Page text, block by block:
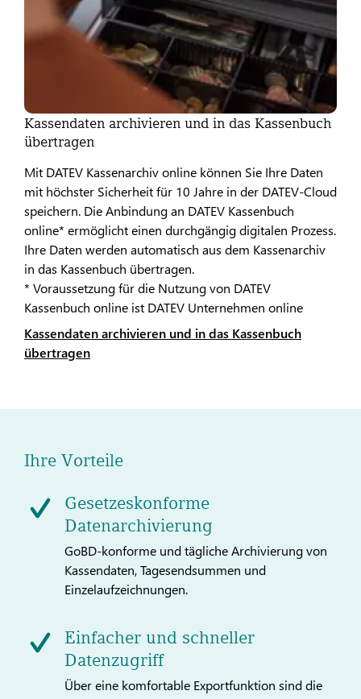
Kassendaten archivieren und in das Kassenbuch
übertragen
Mit DATEV Kassenarchiv online können Sie Ihre Daten
mit höchster Sicherheit für 10 Jahre in der DATEV-Cloud
speichern. Die Anbindung an DATEV Kassenbuch
online* ermöglicht einen durchgängig digitalen Prozess.
Ihre Daten werden automatisch aus dem Kassenarchiv
in das Kassenbuch übertragen.
* Voraussetzung für die Nutzung von DATEV
Kassenbuch online ist DATEV Unternehmen online
Kassendaten archivieren und in das Kassenbuch
übertragen
Ihre Vorteile
Gesetzeskonforme
Datenarchivierung
GoBD-konforme und tägliche Archivierung von
Kassendaten, Tagesendsummen und
Einzelaufzeichnungen.
Einfacher und schneller
Datenzugriff
Über eine komfortable Exportfunktion sind die